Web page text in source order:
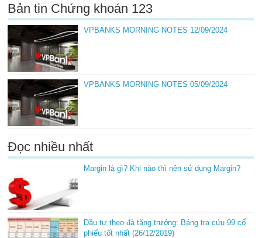
Bản tin Chứng khoán 123
VPBANKS MORNING NOTES 12/09/2024
VPBANKS MORNING NOTES 05/09/2024
Đọc nhiều nhất
Margin là gì? Khi nào thì nên sử dụng Margin?
Đầu tư theo đà tăng trưởng: Bảng tra cứu 99 cổ
phiếu tốt nhất (26/12/2019)